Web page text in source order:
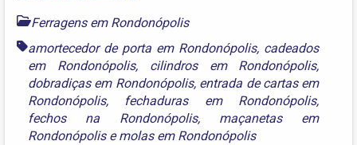
Ferragens em Rondonópolis
amortecedor de porta em Rondonópolis, cadeados
em Rondonópolis, cilindros em Rondonópolis,
dobradiças em Rondonópolis, entrada de cartas em
Rondonópolis, fechaduras em Rondonópolis,
fechos na Rondonópolis, maçanetas em
Rondonópolisemolas em Rondonópolis